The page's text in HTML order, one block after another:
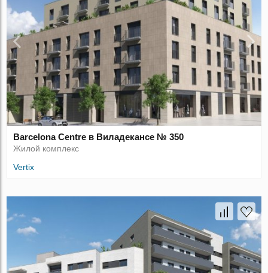
Barcelona Centre в Виладекансе № 350
Жилой комплекс
Vertix